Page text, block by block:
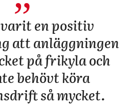
en positiv
att anläggningen
på frikyla och
behövt köra
så mycket.